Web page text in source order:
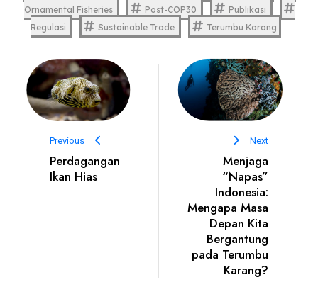
Ornamental Fisheries
Post-COP30
Publikasi
Regulasi
Sustainable Trade Terumbu Karang
Previous
Perdagangan
Ikan Hias
Next
Menjaga
“Napas”
Indonesia:
Mengapa Masa
Depan Kita
Bergantung
pada Terumbu
Karang?